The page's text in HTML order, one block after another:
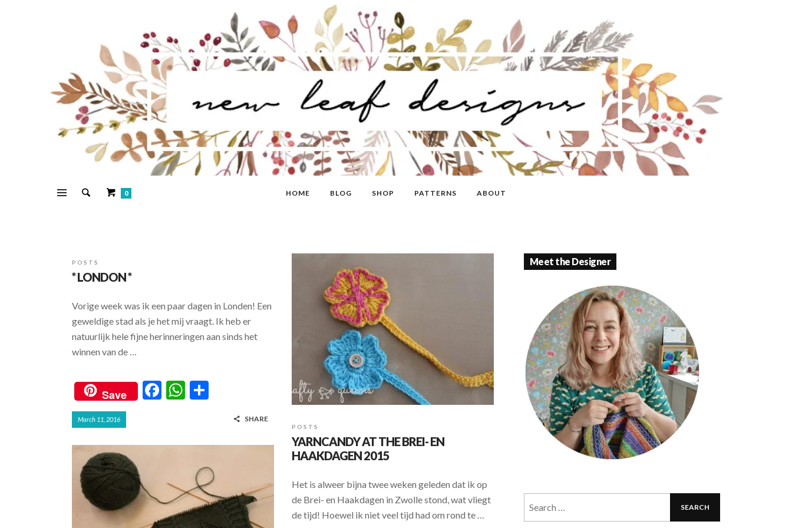
0 HOME BLOG SHOP PATTERNS ABOUT
POSTS
* LONDON *
Vorige week was ik een paar dagen in Londen! Een
geweldige stad als je het mij vraagt. Ik heb er
natuurlijk hele fijne herinneringen aan sinds het
winnen van de …
Save
F
b
o
k
W
s
A
p
p
e
March 11, 2016 SHARE
POSTS
YARNCANDY AT THE BREI- EN
HAAKDAGEN 2015
Het is alweer bijna twee weken geleden dat ik op
de Brei- en Haakdagen in Zwolle stond, wat vliegt
de tijd! Hoewel ik niet veel tijd had om rond te …
Meet the Designer